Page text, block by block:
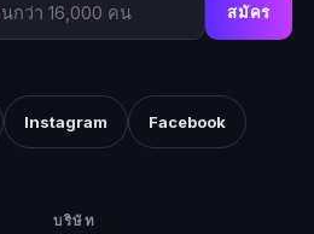
สมัคร
Instagram Facebook
บริษัท